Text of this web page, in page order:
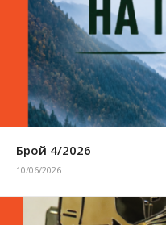
Брой 4/2026
10/06/2026